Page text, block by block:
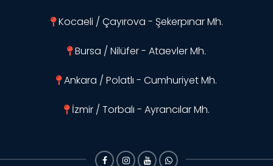
Kocaeli / Çayırova - Şekerpınar Mh.
Bursa / Nilüfer - Ataevler Mh.
Ankara / Polatlı - Cumhuriyet Mh.
İzmir / Torbalı - Ayrancılar Mh.